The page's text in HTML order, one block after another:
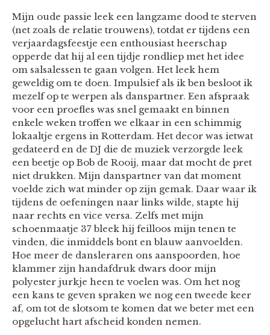
Mijn oude passie leek een langzame dood te sterven
(net zoals de relatie trouwens), totdat er tijdens een
verjaardagsfeestje een enthousiast heerschap
opperde dat hij al een tijdje rondliep met het idee
om salsalessen te gaan volgen. Het leek hem
geweldig om te doen. Impulsief als ik ben besloot ik
mezelf op te werpen als danspartner. Een afspraak
voor een proefles was snel gemaakt en binnen
enkele weken troffen we elkaar in een schimmig
lokaaltje ergens in Rotterdam. Het decor was ietwat
gedateerd en de DJ die de muziek verzorgde leek
een beetje op Bob de Rooij, maar dat mocht de pret
niet drukken. Mijn danspartner van dat moment
voelde zich wat minder op zijn gemak. Daar waar ik
tijdens de oefeningen naar links wilde, stapte hij
naar rechts en vice versa. Zelfs met mijn
schoenmaatje 37 bleek hij feilloos mijn tenen te
vinden, die inmiddels bont en blauw aanvoelden.
Hoe meer de dansleraren ons aanspoorden, hoe
klammer zijn handafdruk dwars door mijn
polyester jurkje heen te voelen was. Om het nog
een kans te geven spraken we nog een tweede keer
af, om tot de slotsom te komen dat we beter met een
opgelucht hart afscheid konden nemen.